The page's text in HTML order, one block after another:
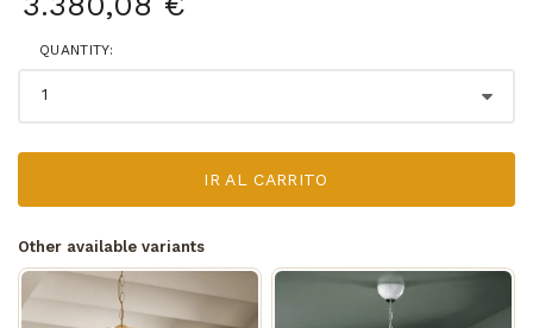
QUANTITY:
IR AL CARRITO
Other available variants